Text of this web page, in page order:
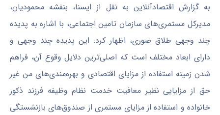
به گزارش اقتصادآنلاین به نقل از ایسنا، بنفشه محمودیان،
مدیرکل مستمری‌های سازمان تامین اجتماعی، با اشاره به پدیده
چند وجهی طلاق صوری، اظهار کرد: این پدیده چند وجهی و
دارای ابعاد مختلف است که اصلی‌ترین دلایل وقوع آن، فراهم
شدن زمینه استفاده از مزایای اقتصادی و بهره‌مندی‌های من غیر
حق از مزایایی نظیر معافیت خدمت نظام وظیفه فرزند ذکور
خانواده و استفاده از مزایای مستمری از صندوق‌های بازنشستگی